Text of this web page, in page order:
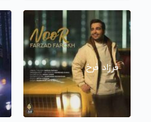
فرزاد فرخ